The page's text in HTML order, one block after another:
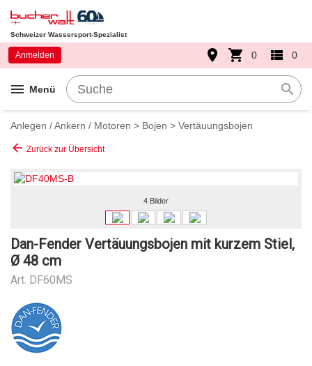
Schweizer Wassersport-Spezialist
menu Menü search
Anmelden place shopping_cart 0 view_list 0
Anlegen / Ankern / Motoren > Bojen > Vertäuungsbojen
arrow_back Zurück zur Übersicht
4 Bilder
Dan-Fender Vertäuungsbojen mit kurzem Stiel,
Ø 48 cm
Art. DF60MS